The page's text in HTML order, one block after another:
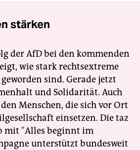
stärken
der AfD bei den kommenden
wie stark rechtsextreme
sind. Gerade jetzt
und Solidarität. Auch
Menschen, die sich vor Ort
einsetzen. Die taz
mit "Alles beginnt im
unterstützt bundesweit